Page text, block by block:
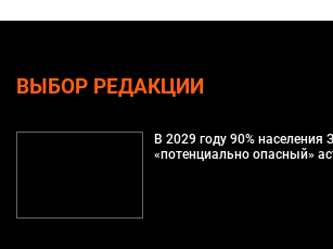
ВЫБОР РЕДАКЦИИ
В 2029 году 90% населения
«потенциально опасный»